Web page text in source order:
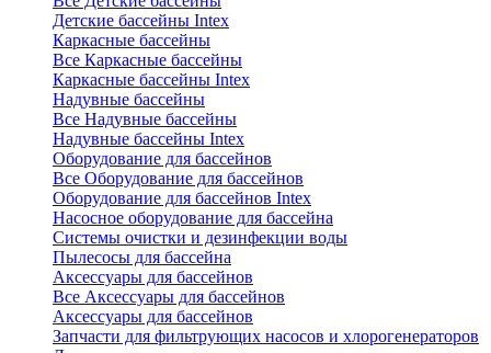
Детские бассейны Intex
Каркасные бассейны
Все Каркасные бассейны
Каркасные бассейны Intex
Надувные бассейны
Все Надувные бассейны
Надувные бассейны Intex
Оборудование для бассейнов
Все Оборудование для бассейнов
Оборудование для бассейнов Intex
Насосное оборудование для бассейна
Системы очистки и дезинфекции воды
Пылесосы для бассейна
Аксессуары для бассейнов
Все Аксессуары для бассейнов
Аксессуары для бассейнов
Запчасти для фильтрующих насосов и хлорогенераторов